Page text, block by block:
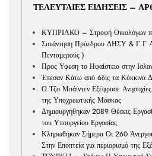
ΤΕΛΕΥΤΑΙΕΣ ΕΙΔΗΣΕΙΣ –
ΚΥΠΡΙΑΚΟ – Στροφή Οικολόγων
Συνάντηση Πρόεδρου ΔΗΣΥ &
Πενταμερούς )
Προς Υφεση το Ηφαίστειο στην
Έπεσαν Κάτω από 6δις τα Κόκκινα
Ο Τζο Μπάιντεν Εξέφρασε
της Υποχρεωτικής Μάσκας
Δημιουργήθηκαν 2089 Θέσεις
του Υπουργείου Εργασίας
Κληρωθήκαν Σήμερα Οι 260
Στην Εποπτεία για περιορισμό της